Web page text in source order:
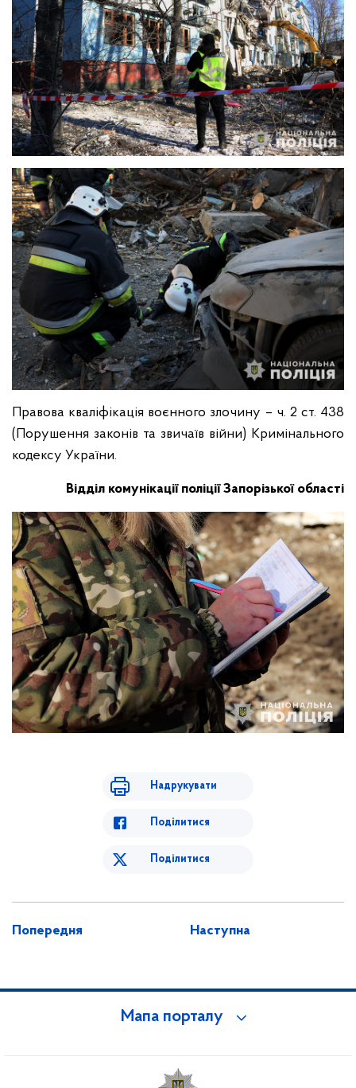
Правова кваліфікація воєнного злочину – ч. 2 ст. 438
(Порушення законів та звичаїв війни) Кримінального
кодексу України.
Відділ комунікації поліції Запорізької області
Надрукувати
Поділитися
Поділитися
Попередня Наступна
Мапа порталу